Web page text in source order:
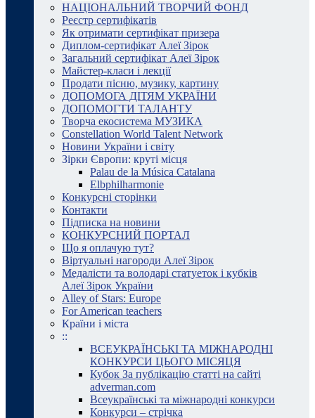
НАЦІОНАЛЬНИЙ ТВОРЧИЙ ФОНД
Реєстр сертифікатів
Як отримати сертифікат призера
Диплом-сертифікат Алеї Зірок
Загальний сертифікат Алеї Зірок
Майстер-класи і лекції
Продати пісню, музику, картину
ДОПОМОГА ДІТЯМ УКРАЇНИ
ДОПОМОГТИ ТАЛАНТУ
Творча екосистема МУЗИКА
Constellation World Talent Network
Новини України і світу
Зірки Європи: круті місця
Palau de la Música Catalana
Elbphilharmonie
Конкурсні сторінки
Контакти
Підписка на новини
КОНКУРСНИЙ ПОРТАЛ
Що я оплачую тут?
Віртуальні нагороди Алеї Зірок
Медалісти та володарі статуеток і кубків
Алеї Зірок України
Alley of Stars: Europe
For American teachers
Країни і міста
::
ВСЕУКРАЇНСЬКІ ТА МІЖНАРОДНІ
КОНКУРСИ ЦЬОГО МІСЯЦЯ
Кубок За публікацію статті на сайті
adverman.com
Всеукраїнські та міжнародні конкурси
Конкурси – стрічка